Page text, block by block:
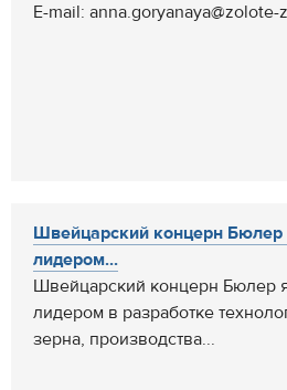
E-mail: anna.goryanaya@zolote-
Швейцарский концерн
лидером...
Швейцарский концерн Бюлер
лидером в разработке
зерна, производства...